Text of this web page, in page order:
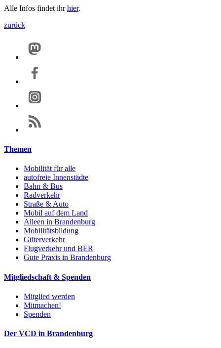
Alle Infos findet ihrhier.
zurück
Themen
Mobilität für alle
autofreie Innenstädte
Bahn & Bus
Radverkehr
Straße & Auto
Mobil auf dem Land
Alleen in Brandenburg
Mobilitätsbildung
Güterverkehr
Flugverkehr und BER
Gute Praxis in Brandenburg
Mitgliedschaft & Spenden
Mitglied werden
Mitmachen!
Spenden
Der VCD in Brandenburg